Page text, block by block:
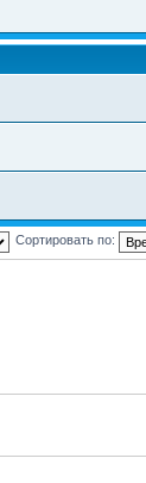
Сортировать по: